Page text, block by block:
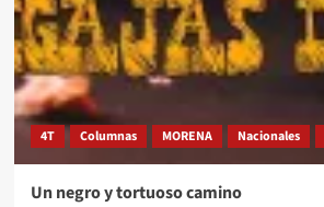
4T Columnas MORENA Nacionales
Un negro y tortuoso camino